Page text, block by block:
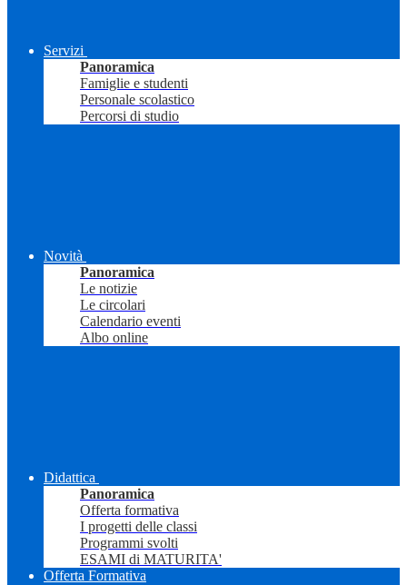
Servizi
Panoramica
Famiglie e studenti
Personale scolastico
Percorsi di studio
Novità
Panoramica
Le notizie
Le circolari
Calendario eventi
Albo online
Didattica
Panoramica
Offerta formativa
I progetti delle classi
Programmi svolti
ESAMI di MATURITA'
Offerta Formativa